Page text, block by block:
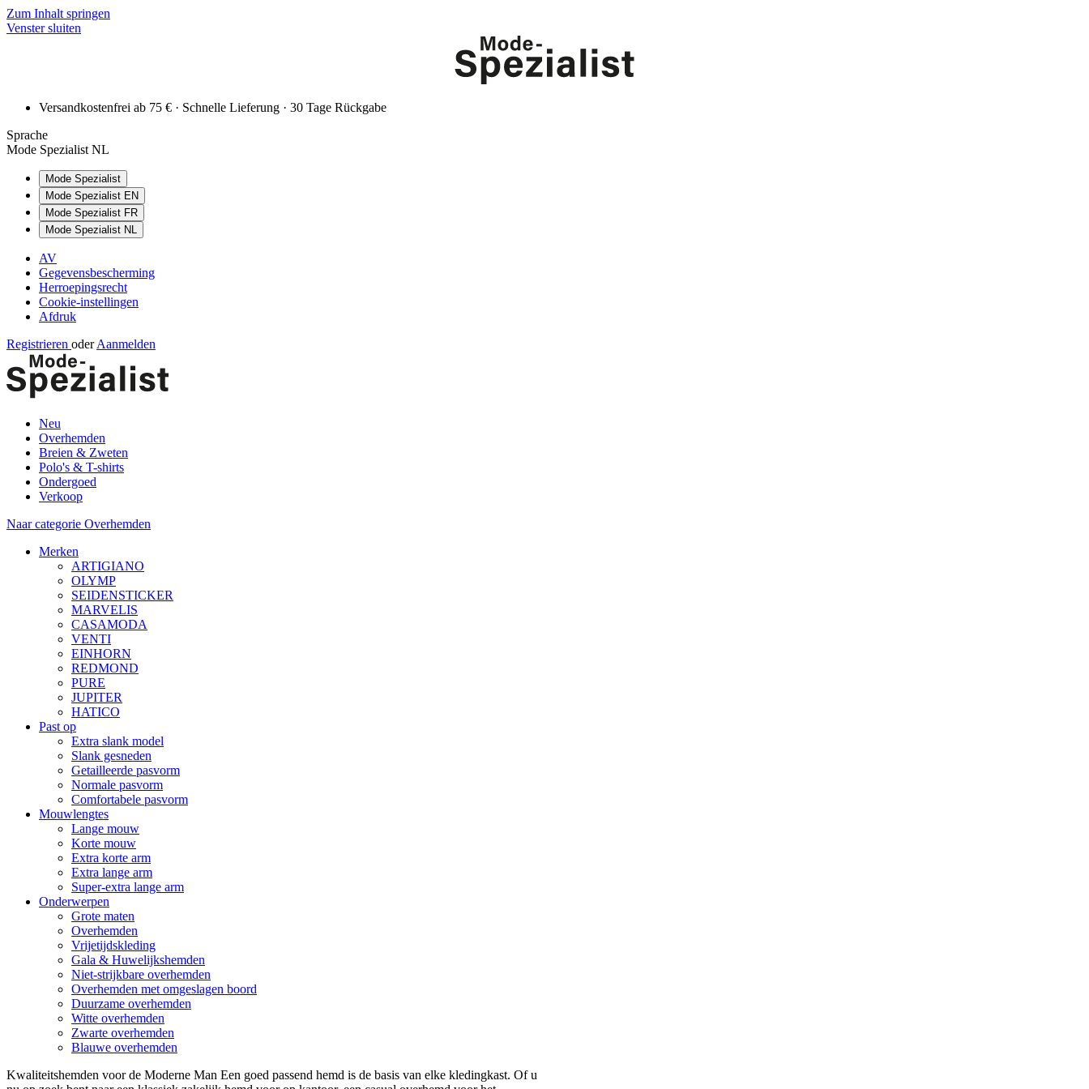
Zum Inhalt springen
Venster sluiten
Versandkostenfrei ab 75 € · Schnelle Lieferung · 30 Tage Rückgabe
Sprache
Mode Spezialist NL
Mode Spezialist
Mode Spezialist EN
Mode Spezialist FR
Mode Spezialist NL
AV
Gegevensbescherming
Herroepingsrecht
Cookie-instellingen
Afdruk
Registrieren oder Aanmelden
Neu
Overhemden
Breien & Zweten
Polo's & T-shirts
Ondergoed
Verkoop
Naar categorie Overhemden
Merken
ARTIGIANO
OLYMP
SEIDENSTICKER
MARVELIS
CASAMODA
VENTI
EINHORN
REDMOND
PURE
JUPITER
HATICO
Past op
Extra slank model
Slank gesneden
Getailleerde pasvorm
Normale pasvorm
Comfortabele pasvorm
Mouwlengtes
Lange mouw
Korte mouw
Extra korte arm
Extra lange arm
Super-extra lange arm
Onderwerpen
Grote maten
Overhemden
Vrijetijdskleding
Gala & Huwelijkshemden
Niet-strijkbare overhemden
Overhemden met omgeslagen boord
Duurzame overhemden
Witte overhemden
Zwarte overhemden
Blauwe overhemden
Kwaliteitshemden voor de Moderne Man Een goed passend hemd is de basis van elke kledingkast. Of u